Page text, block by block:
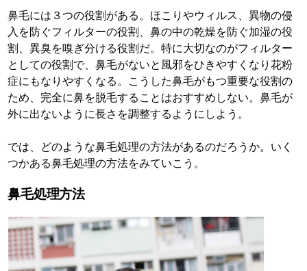
鼻毛には３つの役割がある。ほこりやウィルス、異物の侵
入を防ぐフィルターの役割、鼻の中の乾燥を防ぐ加湿の役
割、異臭を嗅ぎ分ける役割だ。特に大切なのがフィルター
としての役割で、鼻毛がないと風邪をひきやすくなり花粉
症にもなりやすくなる。こうした鼻毛がもつ重要な役割の
ため、完全に鼻を脱毛することはおすすめしない。鼻毛が
外に出ないように長さを調整するようにしよう。
では、どのような鼻毛処理の方法があるのだろうか。いく
つかある鼻毛処理の方法をみていこう。
鼻毛処理方法